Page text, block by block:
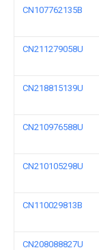
CN107762135B
CN211279058U
CN218815139U
CN210976588U
CN210105298U
CN110029813B
CN208088827U